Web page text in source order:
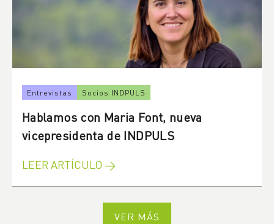
Entrevistas Socios INDPULS
Hablamos con Maria Font, nueva
vicepresidenta de INDPULS
LEER ARTÍCULO →
VER MÁS